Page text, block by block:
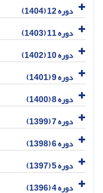
دوره 12 (1404)
دوره 11 (1403)
دوره 10 (1402)
دوره 9 (1401)
دوره 8 (1400)
دوره 7 (1399)
دوره 6 (1398)
دوره 5 (1397)
دوره 4 (1396)